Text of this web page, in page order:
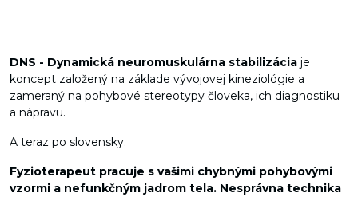
DNS - Dynamická neuromuskulárna stabilizácia je
koncept založený na základe vývojovej kineziológie a
zameraný na pohybové stereotypy človeka, ich diagnostiku
a nápravu.
A teraz po slovensky.
Fyzioterapeut pracuje s vašimi chybnými pohybovými
vzormi a nefunkčným jadrom tela. Nesprávna technika